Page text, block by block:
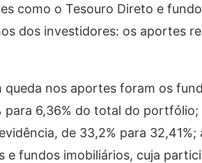
como o Tesouro Direto e
dos investidores: os aportes
nos aportes foram os
para 6,36% do total do
de 33,2% para
e fundos imobiliários, cuja